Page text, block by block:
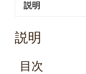
説明
説明
目次